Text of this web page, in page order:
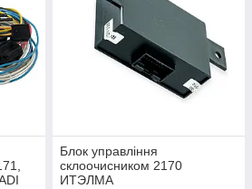
Блок управління
склоочисником 2170
ИТЭЛМА